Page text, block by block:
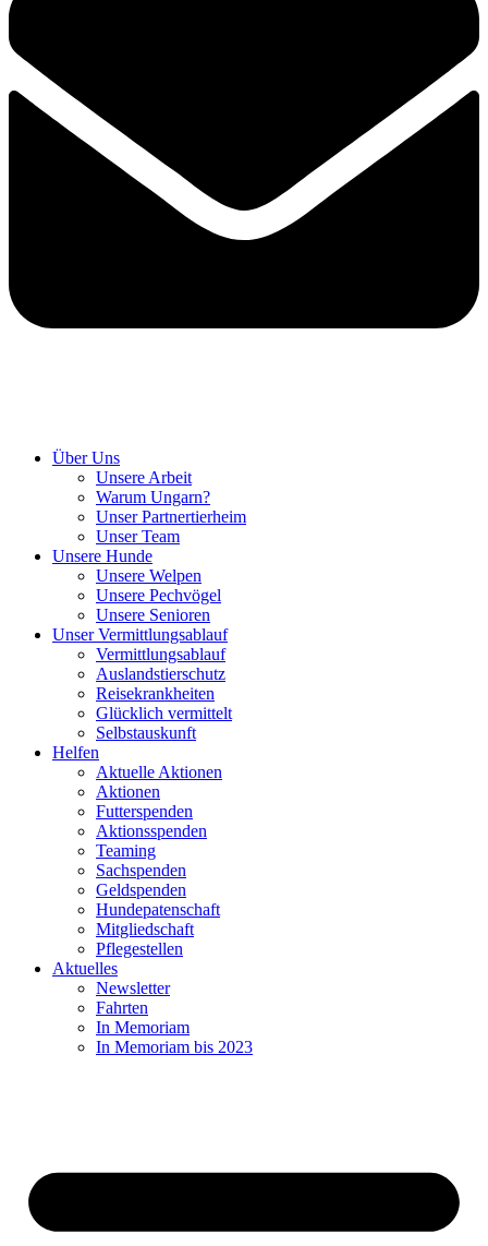
Über Uns
Unsere Arbeit
Warum Ungarn?
Unser Partnertierheim
Unser Team
Unsere Hunde
Unsere Welpen
Unsere Pechvögel
Unsere Senioren
Unser Vermittlungsablauf
Vermittlungsablauf
Auslandstierschutz
Reisekrankheiten
Glücklich vermittelt
Selbstauskunft
Helfen
Aktuelle Aktionen
Aktionen
Futterspenden
Aktionsspenden
Teaming
Sachspenden
Geldspenden
Hundepatenschaft
Mitgliedschaft
Pflegestellen
Aktuelles
Newsletter
Fahrten
In Memoriam
In Memoriam bis 2023